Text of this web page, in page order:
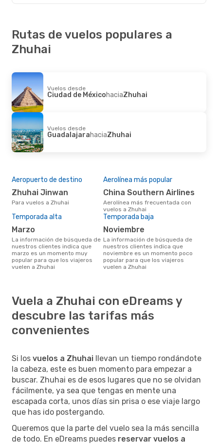
Rutas de vuelos populares a
Zhuhai
Vuelos desde
Ciudad de MéxicohaciaZhuhai
Vuelos desde
GuadalajarahaciaZhuhai
Aeropuerto de destino
Zhuhai Jinwan
Para vuelos a Zhuhai
Aerolínea más popular
China Southern Airlines
Aerolínea más frecuentada con
vuelos a Zhuhai
Temporada alta
marzo
La información de búsqueda de
nuestros clientes indica que
marzo es un momento muy
popular para que los viajeros
vuelen a Zhuhai
Temporada baja
noviembre
La información de búsqueda de
nuestros clientes indica que
noviembre es un momento poco
popular para que los viajeros
vuelen a Zhuhai
Vuela a Zhuhai con eDreams y
descubre las tarifas más
convenientes
Si los vuelos a Zhuhai llevan un tiempo rondándote
la cabeza, este es buen momento para empezar a
buscar. Zhuhai es de esos lugares que no se olvidan
fácilmente, ya sea que tengas en mente una
escapada corta, unos días sin prisa o ese viaje largo
que has ido postergando.
Queremos que la parte del vuelo sea la más sencilla
de todo. En eDreams puedes reservar vuelos a